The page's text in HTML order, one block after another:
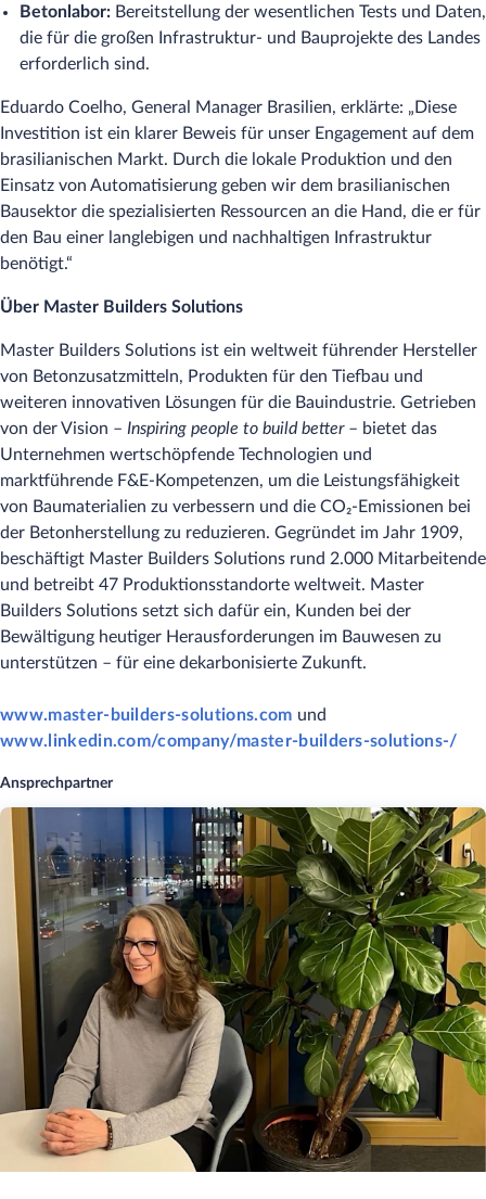
Betonlabor: Bereitstellung der wesentlichen Tests und Daten,
die für die großen Infrastruktur- und Bauprojekte des Landes
erforderlich sind.
Eduardo Coelho, General Manager Brasilien, erklärte: „Diese
Investition ist ein klarer Beweis für unser Engagement auf dem
brasilianischen Markt. Durch die lokale Produktion und den
Einsatz von Automatisierung geben wir dem brasilianischen
Bausektor die spezialisierten Ressourcen an die Hand, die er für
den Bau einer langlebigen und nachhaltigen Infrastruktur
benötigt.“
Über Master Builders Solutions
Master Builders Solutions ist ein weltweit führender Hersteller
von Betonzusatzmitteln, Produkten für den Tiefbau und
weiteren innovativen Lösungen für die Bauindustrie. Getrieben
von der Vision – Inspiring people to build better– bietet das
Unternehmen wertschöpfende Technologien und
marktführende F&E-Kompetenzen, um die Leistungsfähigkeit
von Baumaterialien zu verbessern und die CO₂-Emissionen bei
der Betonherstellung zu reduzieren. Gegründet im Jahr 1909,
beschäftigt Master Builders Solutions rund 2.000 Mitarbeitende
und betreibt 47 Produktionsstandorte weltweit. Master
Builders Solutions setzt sich dafür ein, Kunden bei der
Bewältigung heutiger Herausforderungen im Bauwesen zu
unterstützen – für eine dekarbonisierte Zukunft.
www.master-builders-solutions.com und
www.linkedin.com/company/master-builders-solutions-/
Ansprechpartner